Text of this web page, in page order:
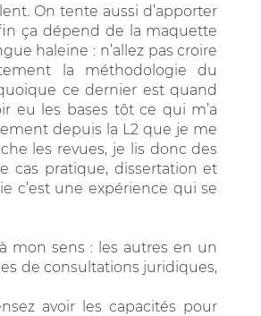
On tente aussi d’apporter
ça dépend de la maquette
haleine : n’allez pas croire
la méthodologie du
ce dernier est quand
eu les bases tôt ce qui m’a
depuis la L2 que je me
les revues, je lis donc des
cas pratique, dissertation et
c’est une expérience qui se
mon sens : les autres en un
de consultations juridiques,
avoir les capacités pour